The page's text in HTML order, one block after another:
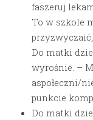
faszeruj
To w szkole
Do matki
wyrośnie. –
aspołeczni/
punkcie
Do matki